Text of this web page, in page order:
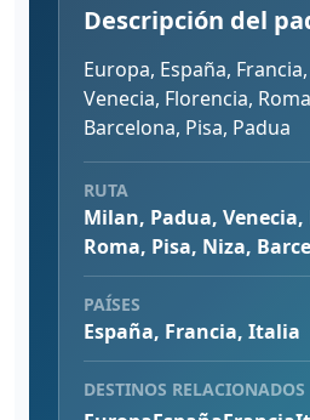
Descripción del
Europa, España,
Venecia, Florencia,
Barcelona, Pisa, Padua
RUTA
Milan, Padua,
Roma, Pisa, Niza,
PAÍSES
España, Francia, Italia
DESTINOS RELACIONADOS